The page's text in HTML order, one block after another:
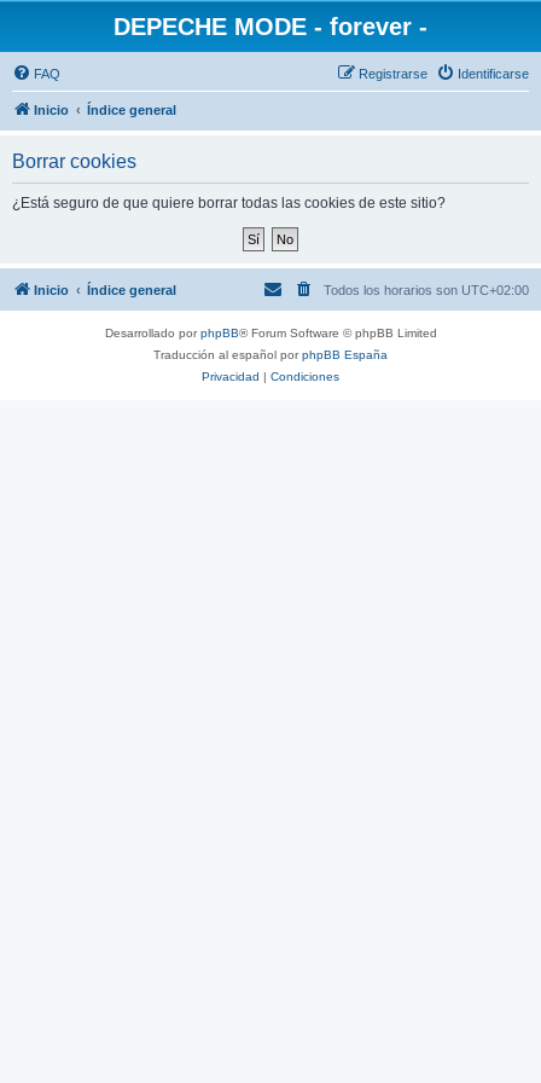
DEPECHE MODE - forever -
FAQ Identificarse
Registrarse
Inicio Índice general
Borrar cookies
¿Está seguro de que quiere borrar todas las cookies de este sitio?
Inicio Índice general Todos los horarios son UTC+02:00
Desarrollado porphpBB® Forum Software © phpBB Limited
Traducción al español porphpBB España
Privacidad | Condiciones